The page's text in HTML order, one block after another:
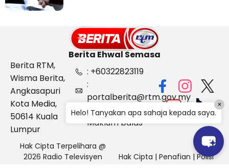
Berita Ehwal Semasa
Berita RTM,
Wisma Berita,
Angkasapuri
Kota Media,
50614 Kuala
Lumpur
: +60322823119
:
portalberita@rtm.gov.my
: Aduan &
Maklum balas
Hak Cipta Terpelihara @
2026 Radio Televisyen
Hak Cipta | Penafian | Polisi
Helo! Tanyakan apa sahaja kepada saya.
×